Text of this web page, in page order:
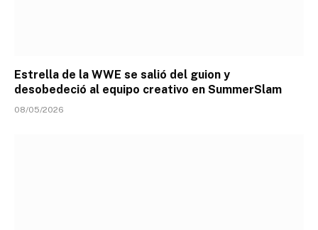
Estrella de la WWE se salió del guion y
desobedeció al equipo creativo en SummerSlam
08/05/2026